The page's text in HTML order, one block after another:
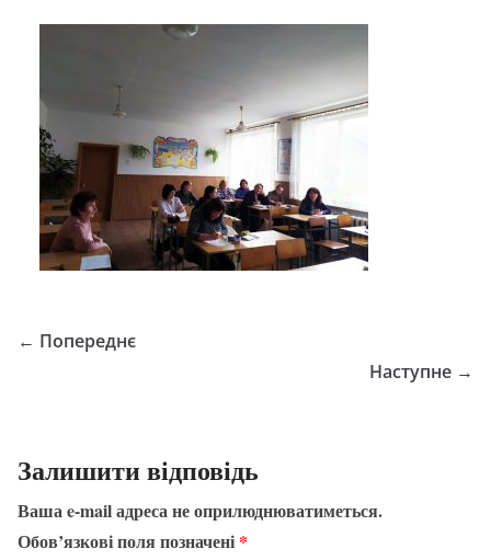
← Попереднє
Наступне →
Залишити відповідь
Ваша e-mail адреса не оприлюднюватиметься.
Обов’язкові поля позначені *